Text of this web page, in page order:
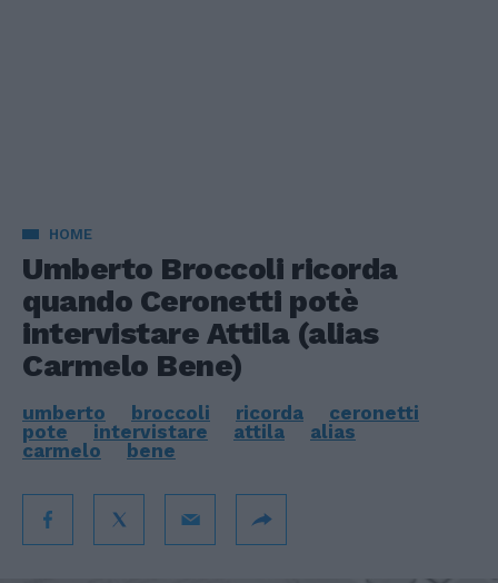
HOME
Umberto Broccoli ricorda
quando Ceronetti potè
intervistare Attila (alias
Carmelo Bene)
umberto broccoli ricorda
ceronetti
pote
intervistare attila
alias
carmelo
bene